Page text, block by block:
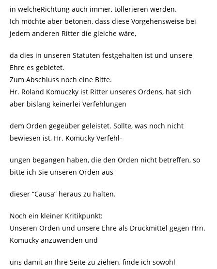
in welcheRichtung auch immer, tollerieren werden.
Ich möchte aber betonen, dass diese Vorgehensweise bei
jedem anderen Ritter die gleiche wäre,
da dies in unseren Statuten festgehalten ist und unsere
Ehre es gebietet.
Zum Abschluss noch eine Bitte.
Hr. Roland Komuczky ist Ritter unseres Ordens, hat sich
aber bislang keinerlei Verfehlungen
dem Orden gegeüber geleistet. Sollte, was noch nicht
bewiesen ist, Hr. Komucky Verfehl-
ungen begangen haben, die den Orden nicht betreffen, so
bitte ich Sie unseren Orden aus
dieser “Causa” heraus zu halten.
Noch ein kleiner Kritikpunkt:
Unseren Orden und unsere Ehre als Druckmittel gegen Hrn.
Komucky anzuwenden und
uns damit an Ihre Seite zu ziehen, finde ich sowohl